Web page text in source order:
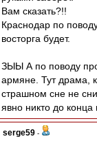
Вам сказать?!!
Краснодар по
восторга будет.
ЗЫЫ А по поводу
армяне. Тут драма,
страшном сне не
явно никто до конца
serge59 -